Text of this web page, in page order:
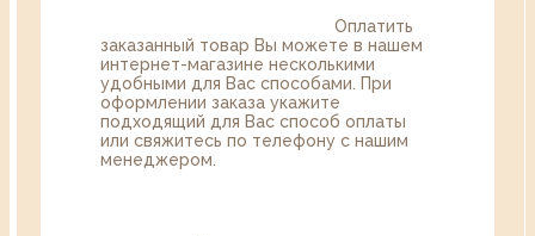
Оплатить
заказанный товар Вы можете в нашем
интернет-магазине несколькими
удобными для Вас способами. При
оформлении заказа укажите
подходящий для Вас способ оплаты
или свяжитесь по телефону с нашим
менеджером.